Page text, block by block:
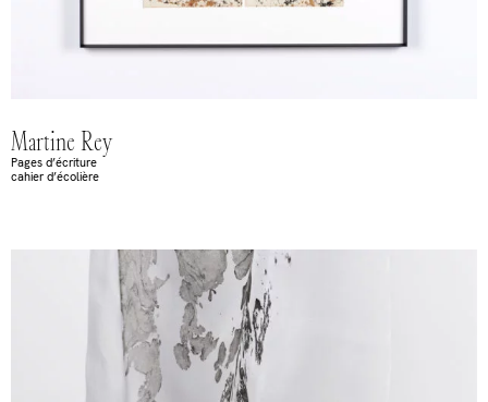
Martine Rey
Pages d’écriture
cahier d’écolière